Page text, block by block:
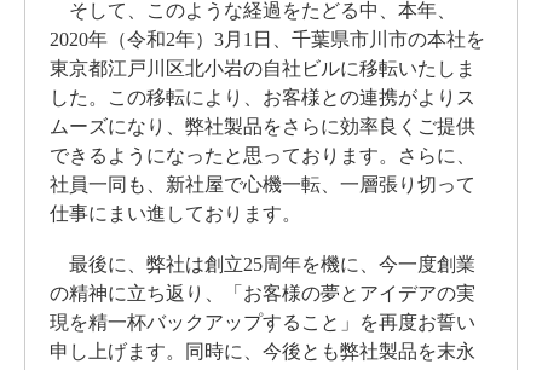
そして、このような経過をたどる中、本年、
2020年（令和2年）3月1日、千葉県市川市の本社を
東京都江戸川区北小岩の自社ビルに移転いたしま
した。この移転により、お客様との連携がよりス
ムーズになり、弊社製品をさらに効率良くご提供
できるようになったと思っております。さらに、
社員一同も、新社屋で心機一転、一層張り切って
仕事にまい進しております。
最後に、弊社は創立25周年を機に、今一度創業
の精神に立ち返り、「お客様の夢とアイデアの実
現を精一杯バックアップすること」を再度お誓い
申し上げます。同時に、今後とも弊社製品を末永